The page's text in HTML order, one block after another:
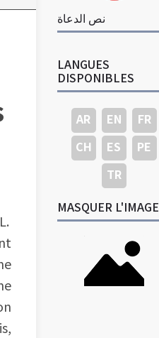
نص الدعاة
LANGUES
DISPONIBLES
AR EN
FR
CH
ES
PE
TR
MASQUER L'IMAGE